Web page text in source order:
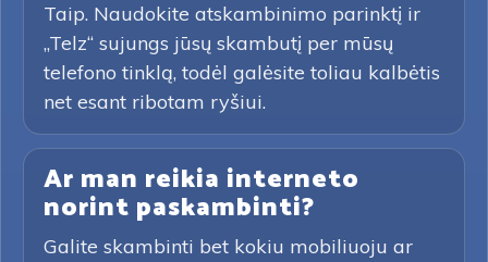
Taip. Naudokite atskambinimo parinktį ir
„Telz“ sujungs jūsų skambutį per mūsų
telefono tinklą, todėl galėsite toliau kalbėtis
net esant ribotam ryšiui.
Ar man reikia interneto
norint paskambinti?
Galite skambinti bet kokiu mobiliuoju ar